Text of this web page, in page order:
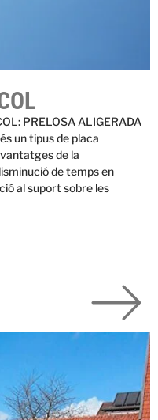
PRELOSA ALIGERADA
un tipus de placa
de la
de temps en
al suport sobre les